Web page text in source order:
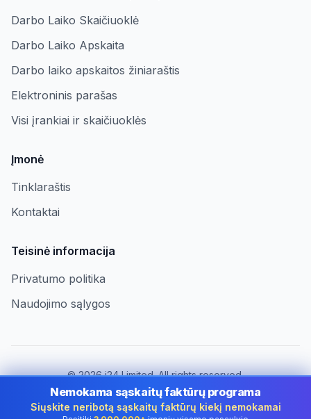
Darbo Laiko Skaičiuoklė
Darbo Laiko Apskaita
Darbo laiko apskaitos žiniaraštis
Elektroninis parašas
Visi įrankiai ir skaičiuoklės
Įmonė
Tinklaraštis
Kontaktai
Teisinė informacija
Privatumo politika
Naudojimo sąlygos
©2026i24 Limited. All rights reserved.
Įmonėms Lithuania
Keisti šalį:
Lithuania
Nemokama sąskaitų faktūrų programa
Siųskite neribotą sąskaitų faktūrų kiekį nemokamai